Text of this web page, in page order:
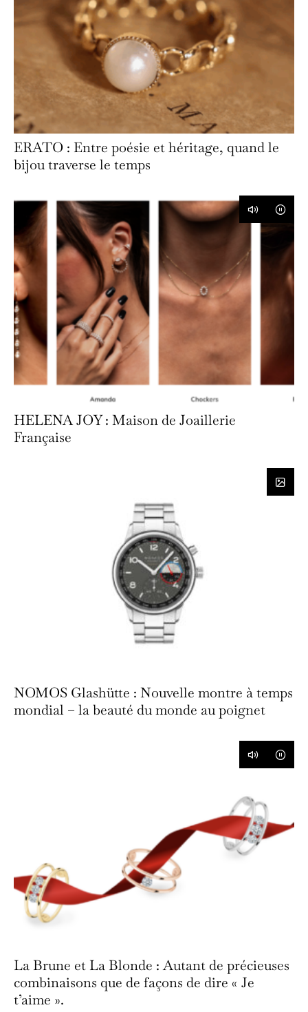
ERATO : Entre poésie et héritage, quand le
bijou traverse le temps
HELENA JOY : Maison de Joaillerie
Française
NOMOS Glashütte : Nouvelle montre à temps
mondial – la beauté du monde au poignet
La Brune et La Blonde : Autant de précieuses
combinaisons que de façons de dire « Je
t’aime ».